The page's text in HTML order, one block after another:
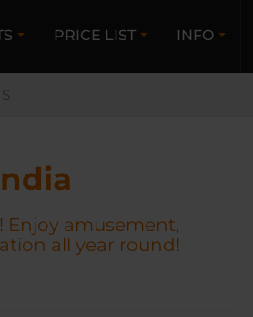
PRICE LIST INFO
Enjoy amusement,
all year round!